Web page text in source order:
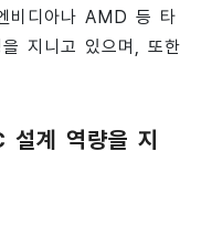
비디아나 AMD 등 타
지니고 있으며, 또한
계 역량을 지